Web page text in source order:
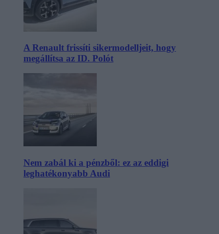
A Renault frissíti sikermodelljeit, hogy
megállítsa az ID. Polót
Nem zabál ki a pénzből: ez az eddigi
leghatékonyabb Audi